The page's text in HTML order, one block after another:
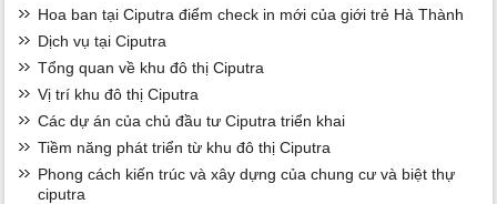
Hoa ban tại Ciputra điểm check in mới của giới trẻ Hà Thành
Dịch vụ tại Ciputra
Tổng quan về khu đô thị Ciputra
Vị trí khu đô thị Ciputra
Các dự án của chủ đầu tư Ciputra triển khai
Tiềm năng phát triển từ khu đô thị Ciputra
Phong cách kiến trúc và xây dựng của chung cư và biệt thự
ciputra